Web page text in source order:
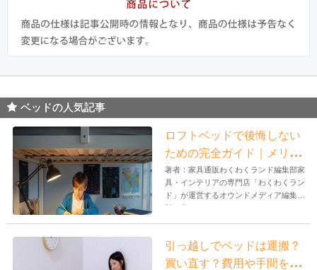
ベッドの人気記事
ロフトベッドで後悔しない
ための完全ガイド｜メリッ
ト・デメリットと選び方
著者：家具通販わくわくランド編集部家
具・インテリアの専門店「わくわくラン
ド」が運営するオウンドメディア編集
部。家...
引っ越しでベッドは運搬？
買い直す？費用や手間を比